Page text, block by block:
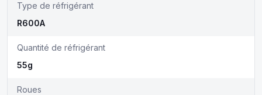
Type de réfrigérant
R600A
Quantité de réfrigérant
55g
Roues